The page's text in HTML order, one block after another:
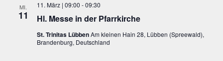
MI.
11 Hl. Messe in der Pfarrkirche
11. März | 09:00 -09:30
St. Trinitas LübbenAm kleinen Hain 28, Lübben (Spreewald),
Brandenburg, Deutschland